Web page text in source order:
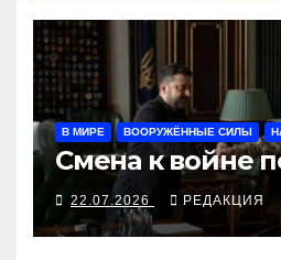
В МИРЕ ВООРУЖЁННЫЕ СИЛЫ
Смена к войне
22.07.2026 РЕДАКЦИЯ